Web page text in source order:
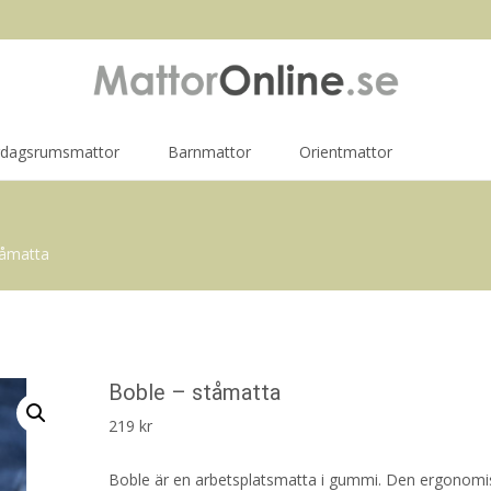
Barnmattor Orientmattor
Boble – ståmatta
219kr
Boble är en arbetsplatsmatta i gummi. Den